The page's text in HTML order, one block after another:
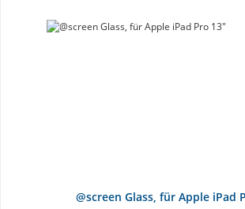
@screen Glass, für Apple iPad